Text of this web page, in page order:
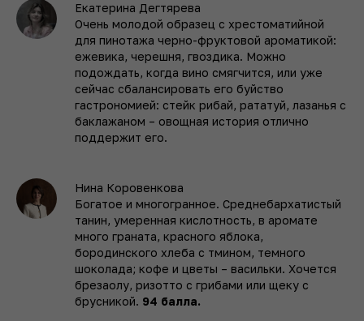
Екатерина Дегтярева
Очень молодой образец с хрестоматийной
для пинотажа черно-фруктовой ароматикой:
ежевика, черешня, гвоздика. Можно
подождать, когда вино смягчится, или уже
сейчас сбалансировать его буйство
гастрономией: стейк рибай, рататуй, лазанья с
баклажаном – овощная история отлично
поддержит его.
Нина Коровенкова
Богатое и многогранное. Среднебархатистый
танин, умеренная кислотность, в аромате
много граната, красного яблока,
бородинского хлеба с тмином, темного
шоколада; кофе и цветы – васильки. Хочется
брезаолу, ризотто с грибами или щеку с
брусникой. 94 балла.